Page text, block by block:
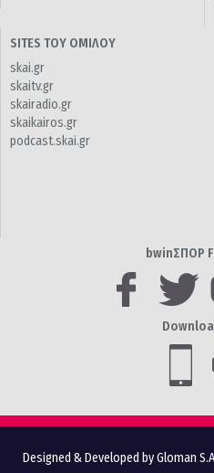
SITES ΤΟΥ ΟΜΙΛΟΥ
skai.gr
skaitv.gr
skairadio.gr
skaikairos.gr
podcast.skai.gr
bwinΣΠΟΡ
Designed & Developed by Gloman